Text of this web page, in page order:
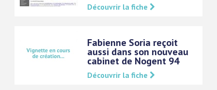
Découvrir la fiche
Fabienne Soria reçoit
aussi dans son nouveau
cabinet de Nogent 94
Découvrir la fiche